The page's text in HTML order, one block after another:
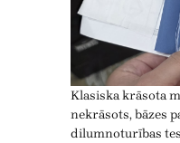
Klasiska krāsota
nekrāsots, bāzes
dilumnoturības